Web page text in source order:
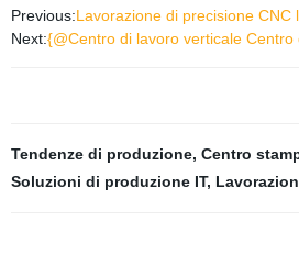
Previous:Lavorazione di precisione
Next:{@Centro di lavoro verticale
Tendenze di produzione, Centro
Soluzioni di produzione IT,